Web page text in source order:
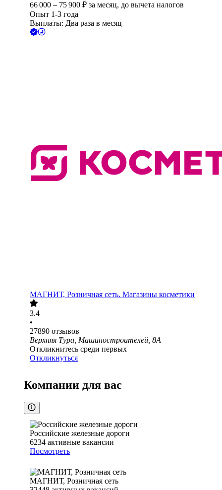
66 000 – 75 900 ₽ за месяц, до вычета налогов
Опыт 1-3 года
Выплаты: Два раза в месяц
МАГНИТ, Розничная сеть. Магазины косметики
3.4
•
27890 отзывов
Верхняя Тура, Машиностроителей, 8А
Откликнитесь среди первых
Откликнуться
Компании для вас
Российские железные дороги
6234 активные вакансии
Посмотреть
МАГНИТ, Розничная сеть